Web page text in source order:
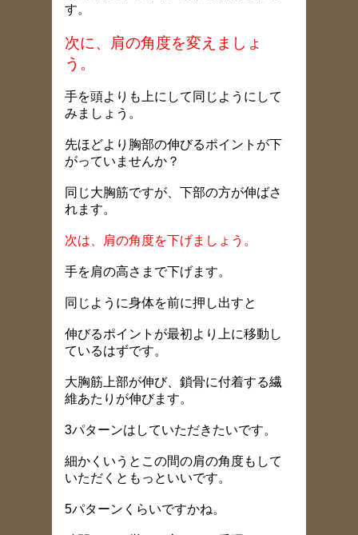
す。
次に、肩の角度を変えましょ
う。
手を頭よりも上にして同じようにして
みましょう。
先ほどより胸部の伸びるポイントが下
がっていませんか？
同じ大胸筋ですが、下部の方が伸ばさ
れます。
次は、肩の角度を下げましょう。
手を肩の高さまで下げます。
同じように身体を前に押し出すと
伸びるポイントが最初より上に移動し
ているはずです。
大胸筋上部が伸び、鎖骨に付着する繊
維あたりが伸びます。
3パターンはしていただきたいです。
細かくいうとこの間の肩の角度もして
いただくともっといいです。
5パターンくらいですかね。